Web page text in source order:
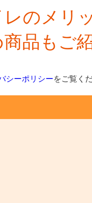
のメリ
品もご
シーポリシーをご覧く